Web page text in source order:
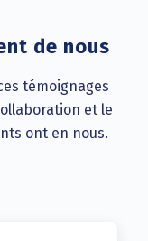
de nous
témoignages
et le
ont en nous.